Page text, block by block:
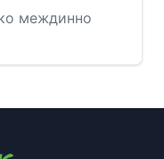
междинно